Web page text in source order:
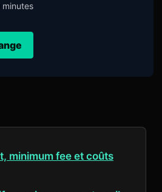
minutes
minimum fee et coûts